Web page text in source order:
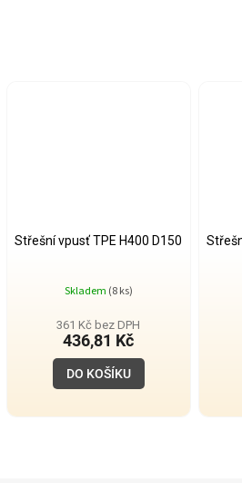
Střešní vpusť TPE H400 D150
Skladem (8 ks)
361 Kč bez DPH
436,81 Kč
DO KOŠÍKU